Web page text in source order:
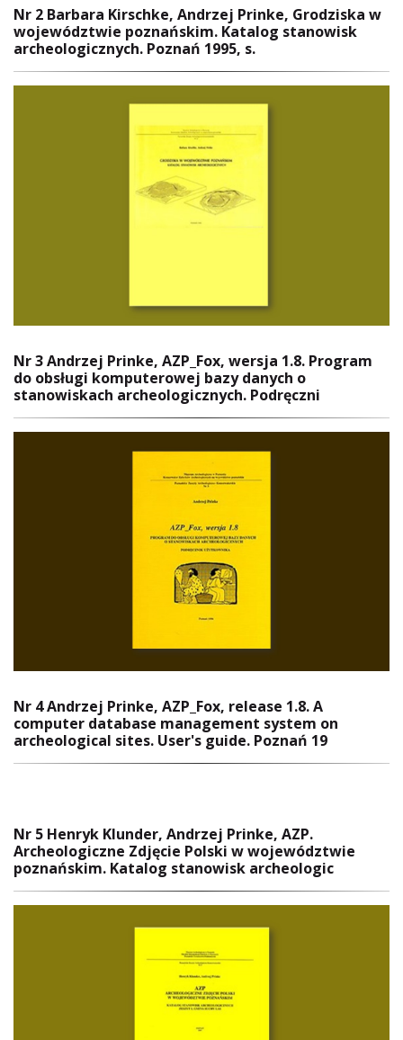
Nr 2 Barbara Kirschke, Andrzej Prinke, Grodziska w
województwie poznańskim. Katalog stanowisk
archeologicznych. Poznań 1995, s.
Nr 3 Andrzej Prinke, AZP_Fox, wersja 1.8. Program
do obsługi komputerowej bazy danych o
stanowiskach archeologicznych. Podręczni
Nr 4 Andrzej Prinke, AZP_Fox, release 1.8. A
computer database management system on
archeological sites. User's guide. Poznań 19
Nr 5 Henryk Klunder, Andrzej Prinke, AZP.
Archeologiczne Zdjęcie Polski w województwie
poznańskim. Katalog stanowisk archeologic